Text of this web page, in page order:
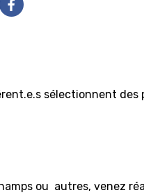
sélectionnent des
ou autres, venez